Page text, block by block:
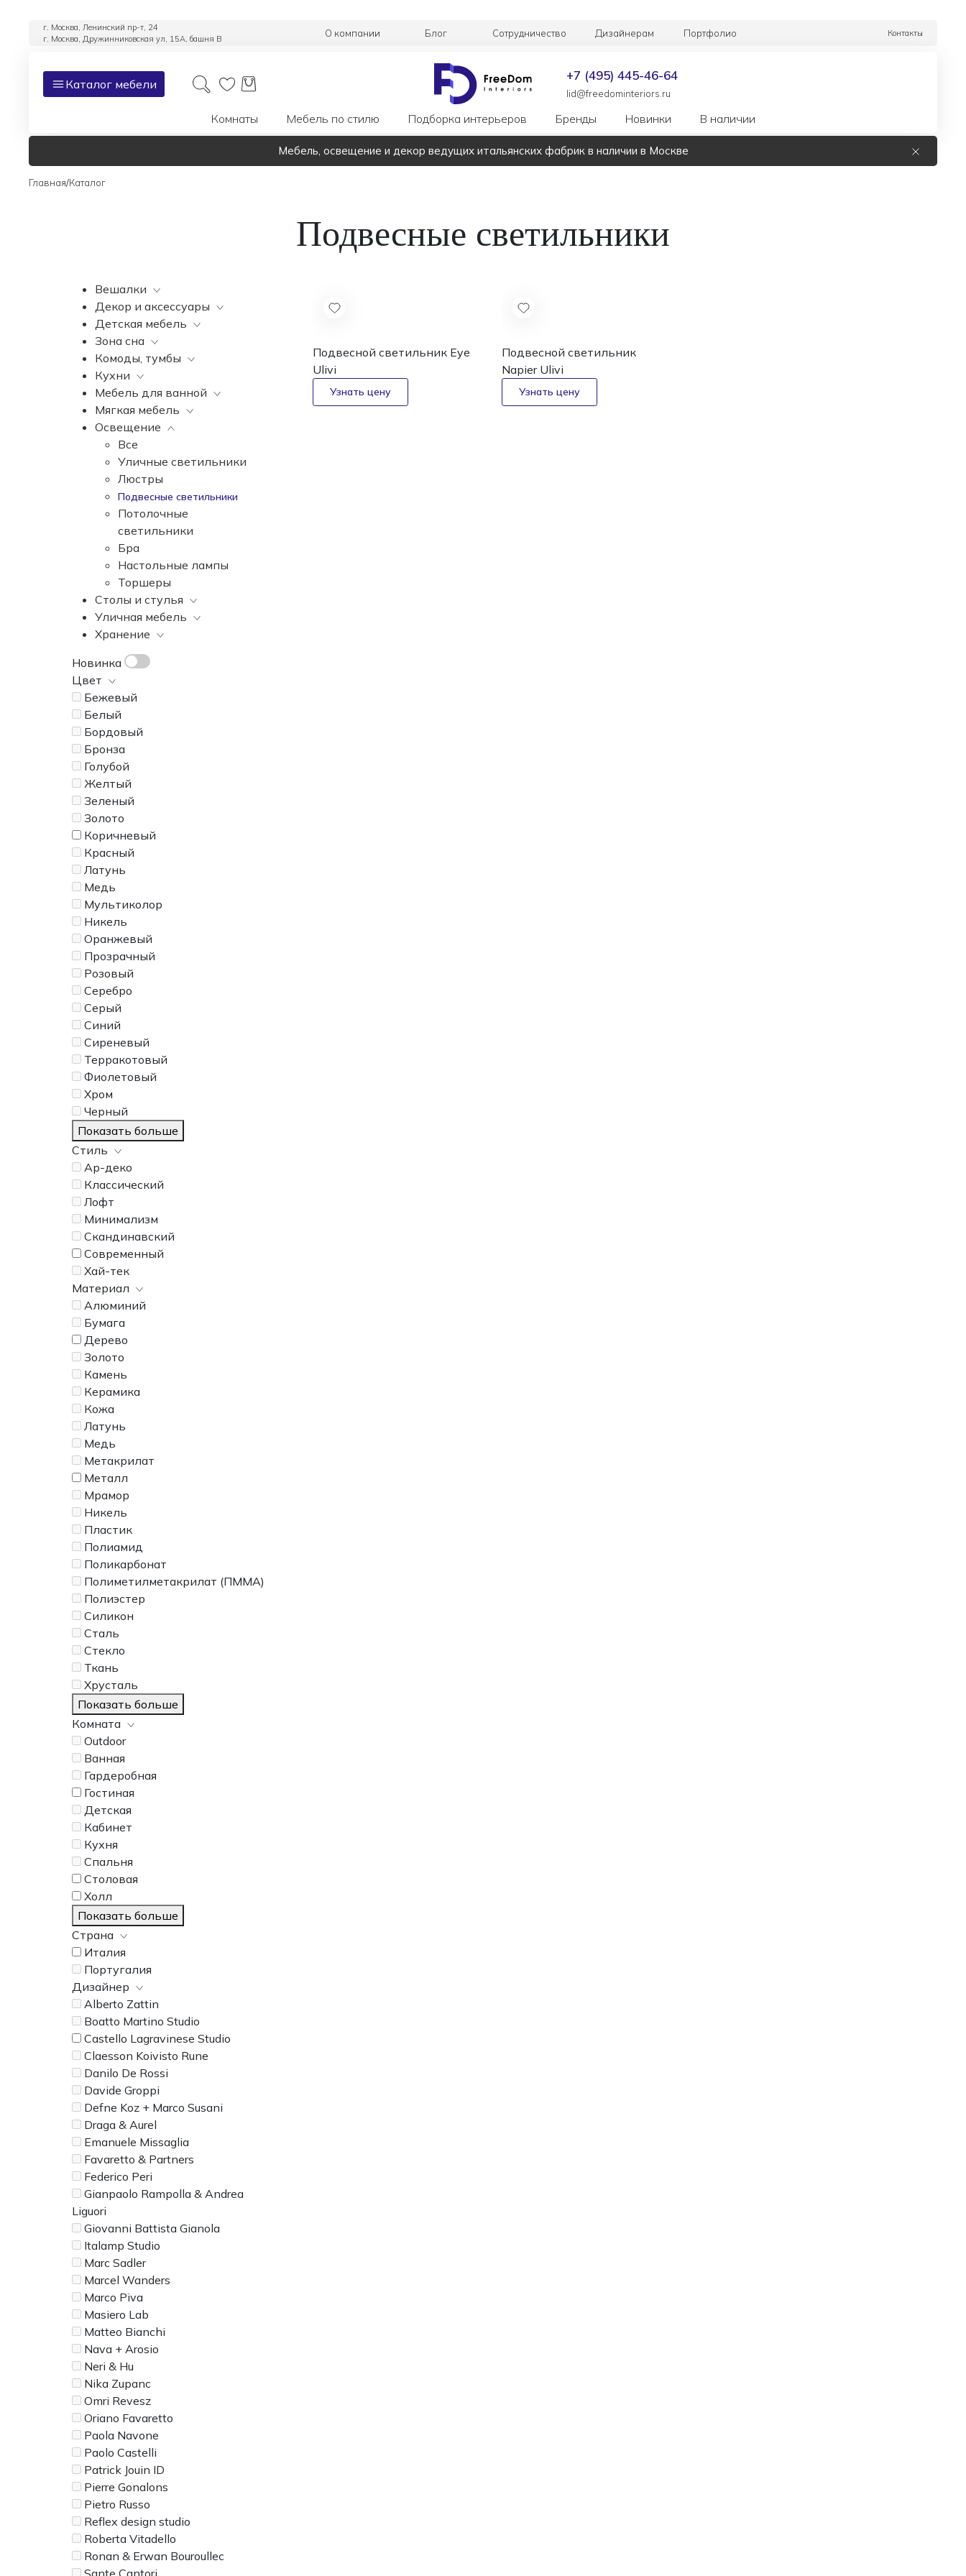
г. Москва, Ленинский пр-т, 24
г. Москва, Дружинниковская ул, 15А, башня В
О компании Блог Сотрудничество Дизайнерам Портфолио Контакты
+7 (495) 445-46-64
lid@freedominteriors.ru
Каталог мебели
Комнаты Мебель по стилю Подборка интерьеров Бренды Новинки В наличии
Мебель, освещение и декор ведущих итальянских фабрик в наличии в Москве
Главная/Каталог
Подвесные светильники
Вешалки
Все
Декор и аксессуары
Все
Вазы
Элитные зеркала
Ковры
Статуэтки
Часы
Элитная посуда
Ширмы
Декоративное панно
Декоративные подушки
Аксессуары
Детская мебель
Все
Комоды, тумбы
Зеркала
Освещение
Банкетки
Книжные шкафы,
стеллажи
Шкафы
Диваны
Стулья
Столы
Детские кровати
Зона сна
Все
Постельное белье
Матрасы
Элитные кровати
Подушки
Комоды, тумбы
Все
Бары
Витрины
Комоды
Консоли
Прикроватные тумбы
Кухни
Все
Мебель для ванной
Все
Мягкая мебель
Все
Диваны
Кресла
Элитные пуфы и
банкетки
Шезлонги
Кушетки
Освещение
Все
Уличные светильники
Люстры
Подвесные светильники
Потолочные
светильники
Бра
Настольные лампы
Торшеры
Столы и стулья
Все
Барные стулья
Журнальные столики
Обеденные столы
Стулья
Туалетные столики
Уличная мебель
Все
Шезлонги
Стулья
Скамьи
Пуфы и банкетки
Кровати
Кресла
Зонты
Журнальные столики
Диваны
Аксессуары
Хранение
Все
Гардеробные системы
Стенки
Шкафы
Новинка
Цвет
Бежевый
Белый
Бордовый
Бронза
Голубой
Желтый
Зеленый
Золото
Коричневый
Красный
Латунь
Медь
Мультиколор
Никель
Оранжевый
Прозрачный
Розовый
Серебро
Серый
Синий
Сиреневый
Терракотовый
Фиолетовый
Хром
Черный
Показать больше
Стиль
Ар-деко
Классический
Лофт
Минимализм
Скандинавский
Современный
Хай-тек
Материал
Алюминий
Бумага
Дерево
Золото
Камень
Керамика
Кожа
Латунь
Медь
Метакрилат
Металл
Мрамор
Никель
Пластик
Полиамид
Поликарбонат
Полиметилметакрилат (ПММА)
Полиэстер
Силикон
Сталь
Стекло
Ткань
Хрусталь
Показать больше
Комната
Outdoor
Ванная
Гардеробная
Гостиная
Детская
Кабинет
Кухня
Спальня
Столовая
Холл
Показать больше
Страна
Италия
Португалия
Дизайнер
Alberto Zattin
Boatto Martino Studio
Castello Lagravinese Studio
Claesson Koivisto Rune
Danilo De Rossi
Davide Groppi
Defne Koz + Marco Susani
Draga & Aurel
Emanuele Missaglia
Favaretto & Partners
Federico Peri
Gianpaolo Rampolla & Andrea
Liguori
Giovanni Battista Gianola
Italamp Studio
Marc Sadler
Marcel Wanders
Marco Piva
Masiero Lab
Matteo Bianchi
Nava + Arosio
Neri & Hu
Nika Zupanc
Omri Revesz
Oriano Favaretto
Paola Navone
Paolo Castelli
Patrick Jouin ID
Pierre Gonalons
Pietro Russo
Reflex design studio
Roberta Vitadello
Ronan & Erwan Bouroullec
Sante Cantori
Подвесной светильник Eye
Ulivi
Подвесной светильник
Napier Ulivi